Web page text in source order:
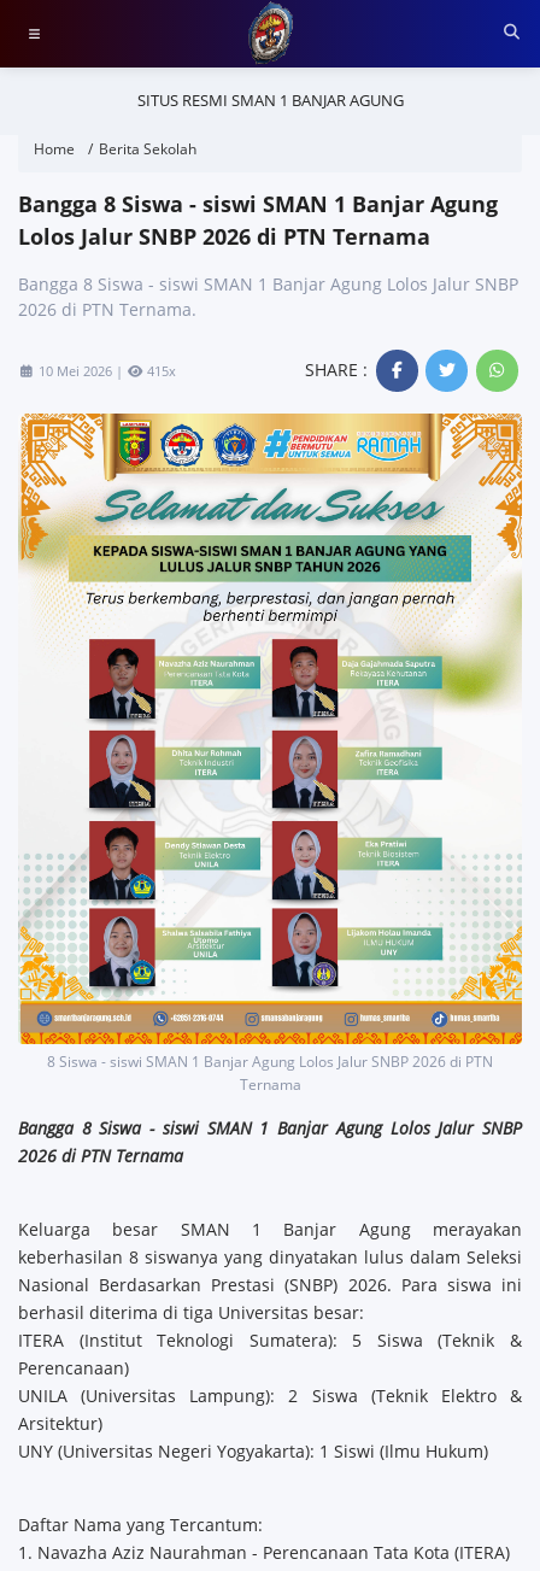
SITUS RESMI SMAN 1 BANJAR AGUNG
Home Berita Sekolah
Bangga 8 Siswa - siswi SMAN 1 Banjar Agung
Lolos Jalur SNBP 2026 di PTN Ternama
Bangga 8 Siswa - siswi SMAN 1 Banjar Agung Lolos Jalur SNBP
2026 di PTN Ternama.
10 Mei 2026 | 415x SHARE :
8 Siswa - siswi SMAN 1 Banjar Agung Lolos Jalur SNBP 2026 di PTN
Ternama
Bangga 8 Siswa - siswi SMAN 1 Banjar Agung Lolos Jalur SNBP
2026 di PTN Ternama
Keluarga besar SMAN 1 Banjar Agung merayakan
keberhasilan 8 siswanya yang dinyatakan lulus dalam Seleksi
Nasional Berdasarkan Prestasi (SNBP) 2026. Para siswa ini
berhasil diterima di tiga Universitas besar:
ITERA (Institut Teknologi Sumatera): 5 Siswa (Teknik &
Perencanaan)
UNILA (Universitas Lampung): 2 Siswa (Teknik Elektro &
Arsitektur)
UNY (Universitas Negeri Yogyakarta): 1 Siswi (Ilmu Hukum)
Daftar Nama yang Tercantum:
1. Navazha Aziz Naurahman - Perencanaan Tata Kota (ITERA)